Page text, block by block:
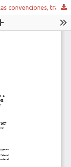
Metodología del derecho privado a la luz de las convenciones, tratados de derecho humanos, la constitución y la protección de los derechos de los consumidores